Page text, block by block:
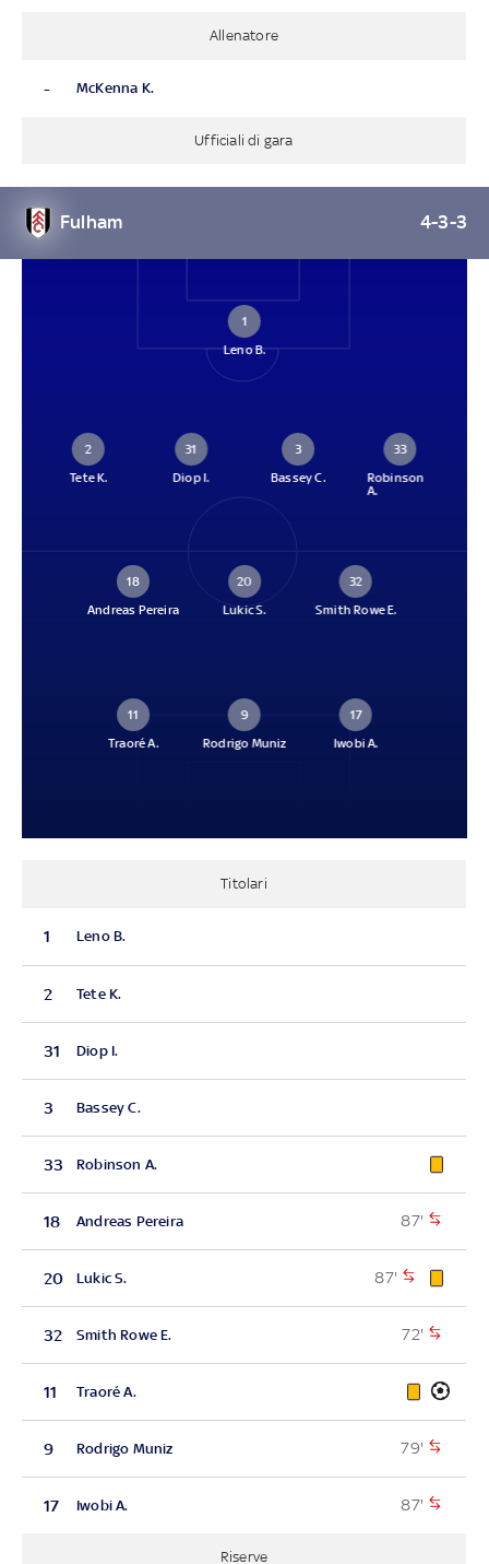
Allenatore
- McKenna K.
Ufficiali di gara
Fulham 4-3-3
1
Leno B.
2
Tete K.
31
Diop I.
3
Bassey C.
33
Robinson
A.
18
Andreas Pereira
20
Lukic S.
32
Smith Rowe E.
11
Traoré A.
9
Rodrigo Muniz
17
Iwobi A.
Titolari
1 Leno B.
2 Tete K.
31 Diop I.
3 Bassey C.
33 Robinson A.
18 Andreas Pereira 87'
20 Lukic S. 87'
32 Smith Rowe E. 72'
11 Traoré A.
9 Rodrigo Muniz 79'
17 Iwobi A. 87'
Riserve